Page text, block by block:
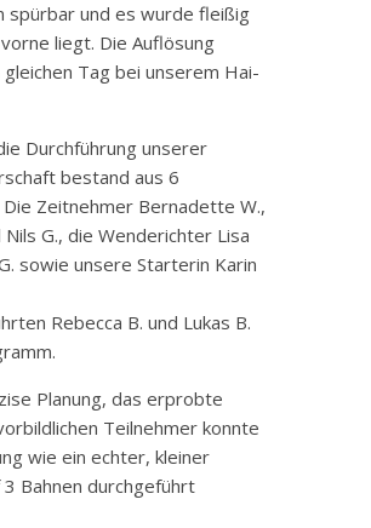
spürbar und es wurde fleißig
liegt. Die Auflösung
Tag bei unserem Hai-
Durchführung unserer
bestand aus 6
Zeitnehmer Bernadette W.,
Nils G., die Wenderichter Lisa
sowie unsere Starterin Karin
Rebecca B. und Lukas B.
Planung, das erprobte
Teilnehmer konnte
wie ein echter, kleiner
Bahnen durchgeführt